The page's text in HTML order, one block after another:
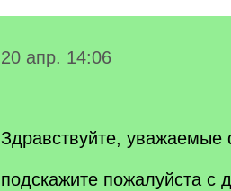
20 апр. 14:06
Здравствуйте, уважаемые
подскажите пожалуйста с